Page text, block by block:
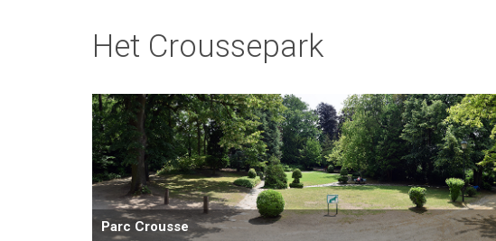
Het Croussepark
Parc Crousse